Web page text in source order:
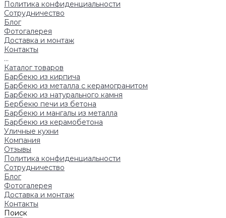
Политика конфиденциальности
Сотрудничество
Блог
Фотогалерея
Доставка и монтаж
Контакты
...
Каталог товаров
Барбекю из кирпича
Барбекю из металла с керамогранитом
Барбекю из натурального камня
Бербекю печи из бетона
Барбекю и мангалы из металла
Барбекю из керамобетона
Уличные кухни
Компания
Отзывы
Политика конфиденциальности
Сотрудничество
Блог
Фотогалерея
Доставка и монтаж
Контакты
Поиск